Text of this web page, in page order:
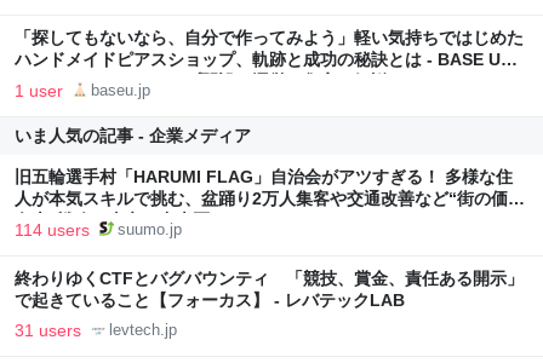
「探してもないなら、自分で作ってみよう」軽い気持ちではじめた
ハンドメイドピアスショップ、軌跡と成功の秘訣とは - BASE U｜
ベイスのネットショップ開設・運営・集客を解説するWebメディア
1 user baseu.jp
いま人気の記事 - 企業メディア
旧五輪選手村「HARUMI FLAG」自治会がアツすぎる！ 多様な住
人が本気スキルで挑む、盆踊り2万人集客や交通改善など“街の価値
向上”戦略 東京・中央区
114 users suumo.jp
終わりゆくCTFとバグバウンティ 「競技、賞金、責任ある開示」
で起きていること【フォーカス】 - レバテックLAB
31 users levtech.jp